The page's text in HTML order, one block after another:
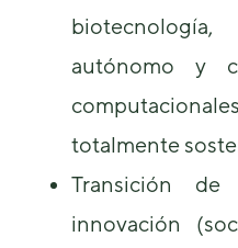
autónomo y
totalmente
Transición
innovación